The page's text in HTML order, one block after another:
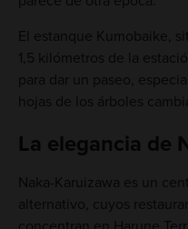
El estanque Kumobaike,
1,5 kilómetros de la
para dar un paseo,
hojas de los árboles
La elegancia de
Naka-Karuizawa es un
alternativo, cuyos